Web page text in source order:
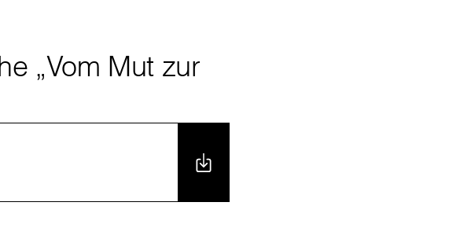
„Vom Mut zur